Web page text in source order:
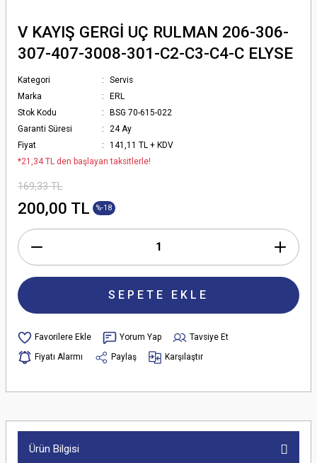
V KAYIŞ GERGİ UÇ RULMAN 206-306-
307-407-3008-301-C2-C3-C4-C ELYSE
Kategori
Servis
Marka
ERL
Stok Kodu
BSG 70-615-022
Garanti Süresi
24 Ay
Fiyat
141,11 TL + KDV
*21,34 TL den başlayan taksitlerle!
169,33 TL
200,00 TL %-18
SEPETE EKLE
Yorum Yap
Tavsiye Et
Fiyatı Alarmı
Paylaş Karşılaştır
Ürün Bilgisi